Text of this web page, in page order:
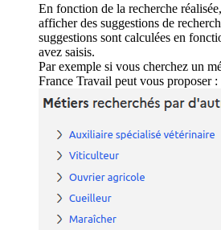
En fonction de la recherche
afficher des suggestions de
suggestions sont calculées en
avez saisis.
Par exemple si vous cherchez un
France Travail peut vous proposer :